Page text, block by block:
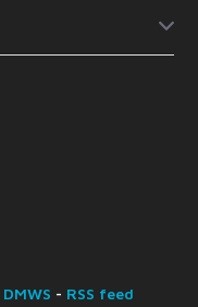
DMWS - RSS feed